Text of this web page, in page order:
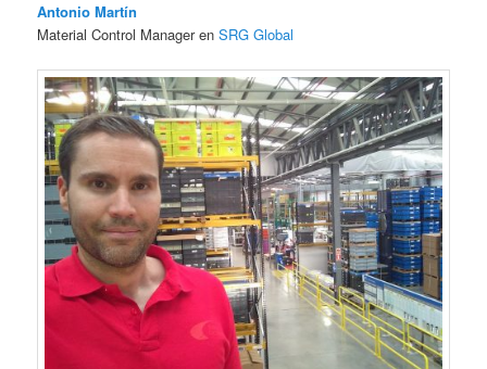
Antonio Martín
Material Control Manager enSRG Global